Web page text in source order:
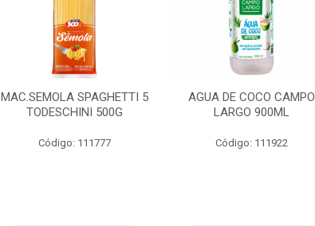
MAC.SEMOLA SPAGHETTI 5
TODESCHINI 500G
Código: 111777
AGUA DE COCO CAMPO
LARGO 900ML
Código: 111922